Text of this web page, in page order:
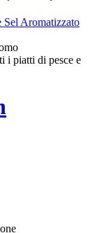
Sel Aromatizzato
i piatti di pesce e